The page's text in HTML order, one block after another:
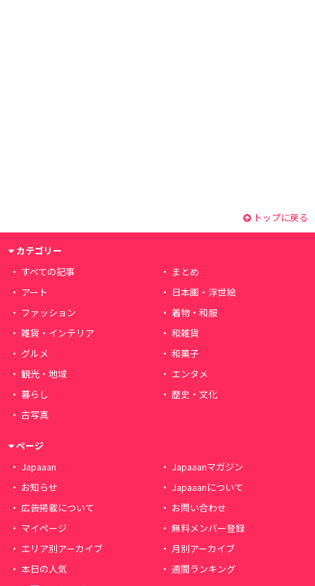
トップに戻る
カテゴリー
すべての記事
まとめ
アート
日本画・浮世絵
ファッション
着物・和服
雑貨・インテリア
和雑貨
グルメ
和菓子
観光・地域
エンタメ
暮らし
歴史・文化
古写真
ページ
Japaaan
Japaaanマガジン
お知らせ
Japaaanについて
広告掲載について
お問い合わせ
マイページ
無料メンバー登録
エリア別アーカイブ
月別アーカイブ
本日の人気
週間ランキング